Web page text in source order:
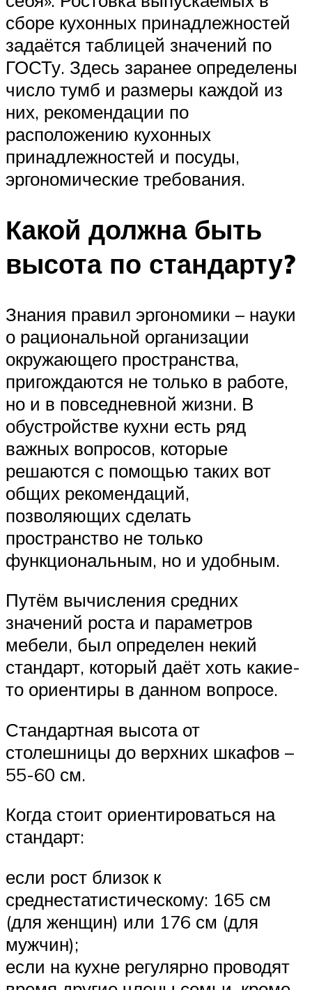
сборе кухонных принадлежностей
задаётся таблицей значений по
ГОСТу. Здесь заранее определены
число тумб и размеры каждой из
них, рекомендации по
расположению кухонных
принадлежностей и посуды,
эргономические требования.
Какой должна быть
высота по стандарту?
Знания правил эргономики – науки
о рациональной организации
окружающего пространства,
пригождаются не только в работе,
но и в повседневной жизни. В
обустройстве кухни есть ряд
важных вопросов, которые
решаются с помощью таких вот
общих рекомендаций,
позволяющих сделать
пространство не только
функциональным, но и удобным.
Путём вычисления средних
значений роста и параметров
мебели, был определен некий
стандарт, который даёт хоть какие-
то ориентиры в данном вопросе.
Стандартная высота от
столешницы до верхних шкафов –
55-60 см.
Когда стоит ориентироваться на
стандарт:
если рост близок к
среднестатистическому: 165 см
(для женщин) или 176 см (для
мужчин);
если на кухне регулярно проводят